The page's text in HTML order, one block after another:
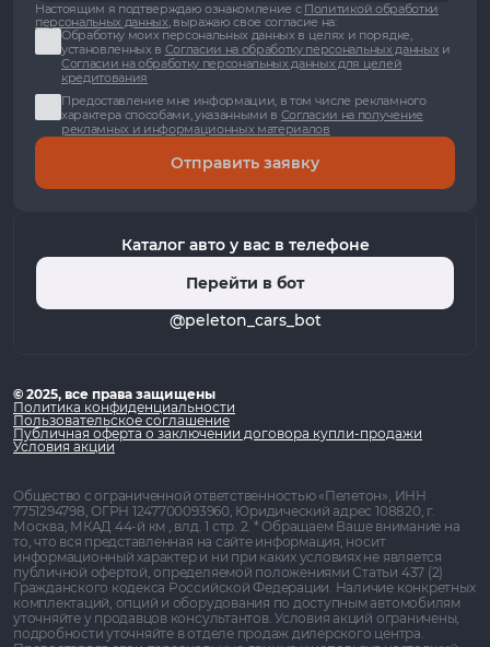
Настоящим я подтверждаю ознакомление с Политикой обработки
персональных данных, выражаю свое согласие на:
Обработку моих персональных данных в целях и порядке,
установленных в Согласии на обработку персональных данныхи
Согласии на обработку персональных данных для целей
кредитования
Предоставление мне информации, в том числе рекламного
характера способами, указанными в Согласии на получение
рекламных и информационных материалов
Отправить заявку
Каталог авто у вас в телефоне
Перейти в бот
@peleton_cars_bot
© 2025, все права защищены
Политика конфиденциальности
Пользовательское соглашение
Публичная оферта о заключении договора купли-продажи
Условия акции
Общество с ограниченной ответственностью «Пелетон», ИНН
7751294798, ОГРН 1247700093960, Юридический адрес 108820, г.
Москва, МКАД 44-й км , влд. 1 стр. 2. * Обращаем Ваше внимание на
то, что вся представленная на сайте информация, носит
информационный характер и ни при каких условиях не является
публичной офертой, определяемой положениями Статьи 437 (2)
Гражданского кодекса Российской Федерации. Наличие конкретных
комплектаций, опций и оборудования по доступным автомобилям
уточняйте у продавцов консультантов. Условия акций ограничены,
подробности уточняйте в отделе продаж дилерского центра.